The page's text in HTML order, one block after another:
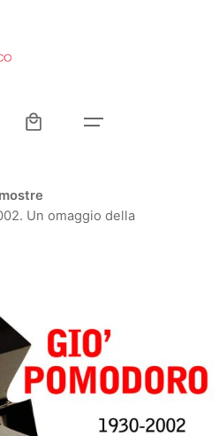
Un omaggio della